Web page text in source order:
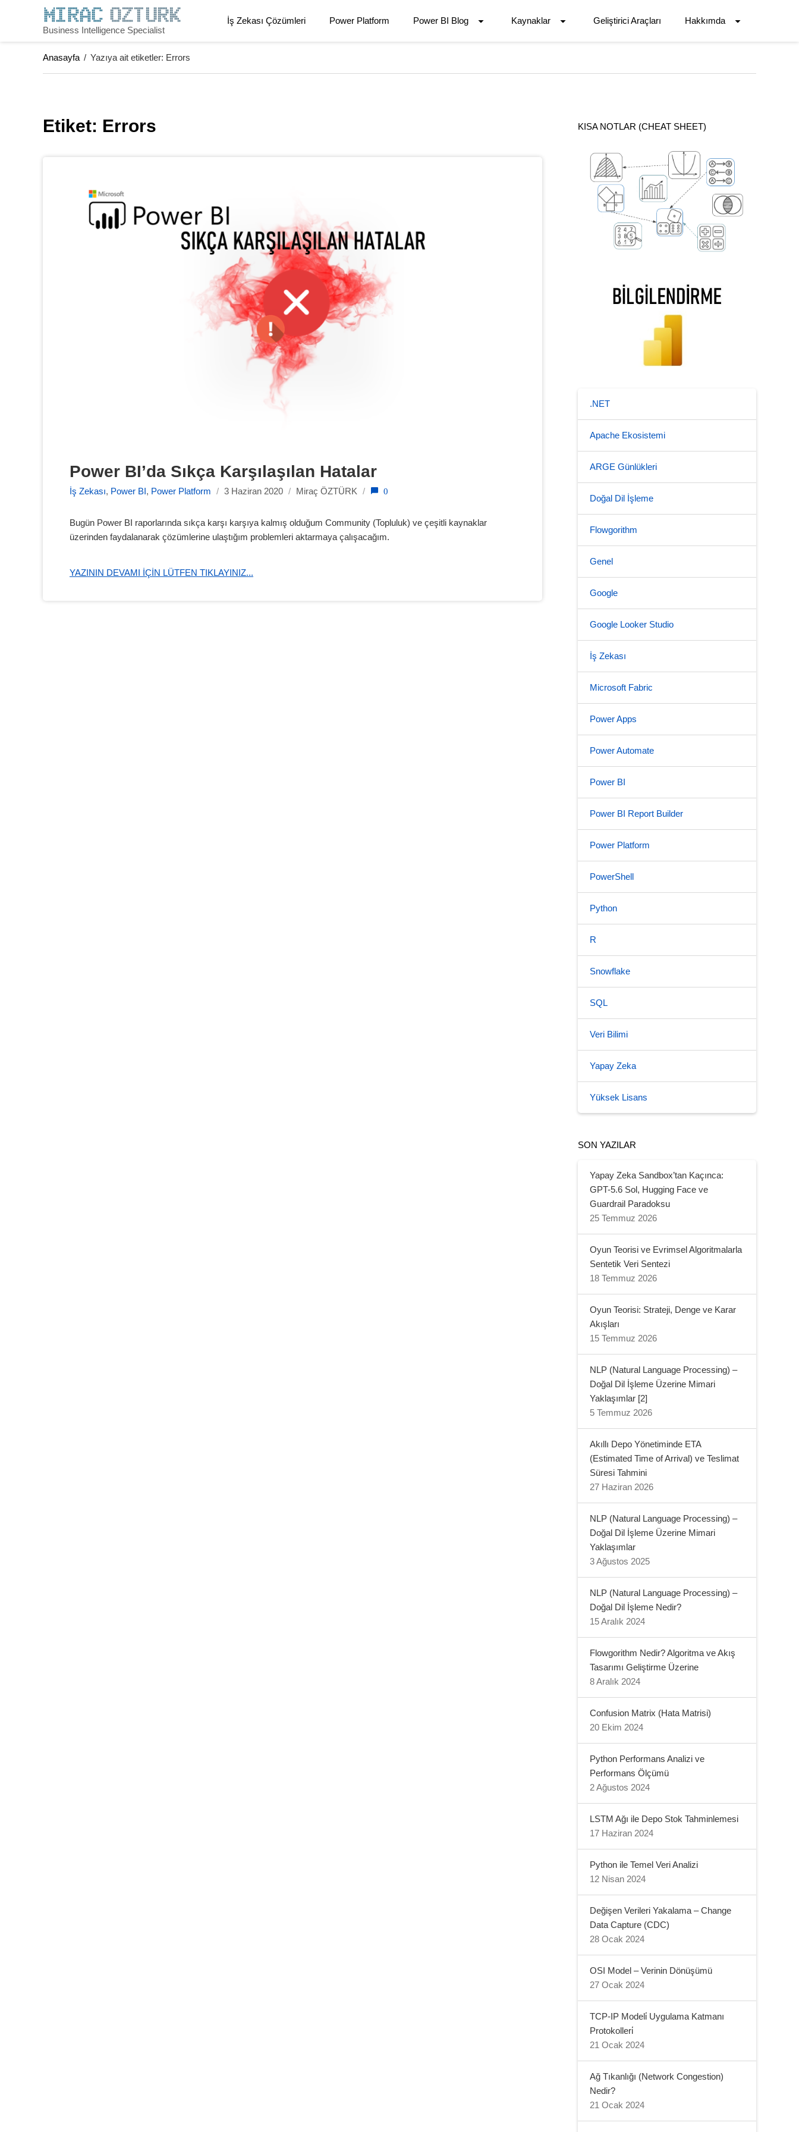
Business Intelligence Specialist
İş Zekası Çözümleri Power Platform Power BI Blog Kaynaklar Geliştirici Araçları Hakkımda
Anasayfa / Yazıya ait etiketler: Errors
Etiket: Errors
Power BI’da Sıkça Karşılaşılan Hatalar
İş Zekası, Power BI, Power Platform / 3 Haziran 2020 / Miraç ÖZTÜRK / 0
Bugün Power BI raporlarında sıkça karşı karşıya kalmış olduğum Community (Topluluk) ve çeşitli kaynaklar
üzerinden faydalanarak çözümlerine ulaştığım problemleri aktarmaya çalışacağım.
YAZININ DEVAMI IÇIN LÜTFEN TIKLAYINIZ...
KISA NOTLAR (CHEAT SHEET)
.NET
Apache Ekosistemi
ARGE Günlükleri
Doğal Dil İşleme
Flowgorithm
Genel
Google
Google Looker Studio
İş Zekası
Microsoft Fabric
Power Apps
Power Automate
Power BI
Power BI Report Builder
Power Platform
PowerShell
Python
R
Snowflake
SQL
Veri Bilimi
Yapay Zeka
Yüksek Lisans
SON YAZILAR
Yapay Zeka Sandbox’tan Kaçınca:
GPT-5.6 Sol, Hugging Face ve
Guardrail Paradoksu
25 Temmuz 2026
Oyun Teorisi ve Evrimsel Algoritmalarla
Sentetik Veri Sentezi
18 Temmuz 2026
Oyun Teorisi: Strateji, Denge ve Karar
Akışları
15 Temmuz 2026
NLP (Natural Language Processing) –
Doğal Dil İşleme Üzerine Mimari
Yaklaşımlar [2]
5 Temmuz 2026
Akıllı Depo Yönetiminde ETA
(Estimated Time of Arrival) ve Teslimat
Süresi Tahmini
27 Haziran 2026
NLP (Natural Language Processing) –
Doğal Dil İşleme Üzerine Mimari
Yaklaşımlar
3 Ağustos 2025
NLP (Natural Language Processing) –
Doğal Dil İşleme Nedir?
15 Aralık 2024
Flowgorithm Nedir? Algoritma ve Akış
Tasarımı Geliştirme Üzerine
8 Aralık 2024
Confusion Matrix (Hata Matrisi)
20 Ekim 2024
Python Performans Analizi ve
Performans Ölçümü
2 Ağustos 2024
LSTM Ağı ile Depo Stok Tahminlemesi
17 Haziran 2024
Python ile Temel Veri Analizi
12 Nisan 2024
Değişen Verileri Yakalama – Change
Data Capture (CDC)
28 Ocak 2024
OSI Model – Verinin Dönüşümü
27 Ocak 2024
TCP-IP Modeli̇ Uygulama Katmanı
Protokolleri̇
21 Ocak 2024
Ağ Tıkanlığı (Network Congestion)
Nedir?
21 Ocak 2024